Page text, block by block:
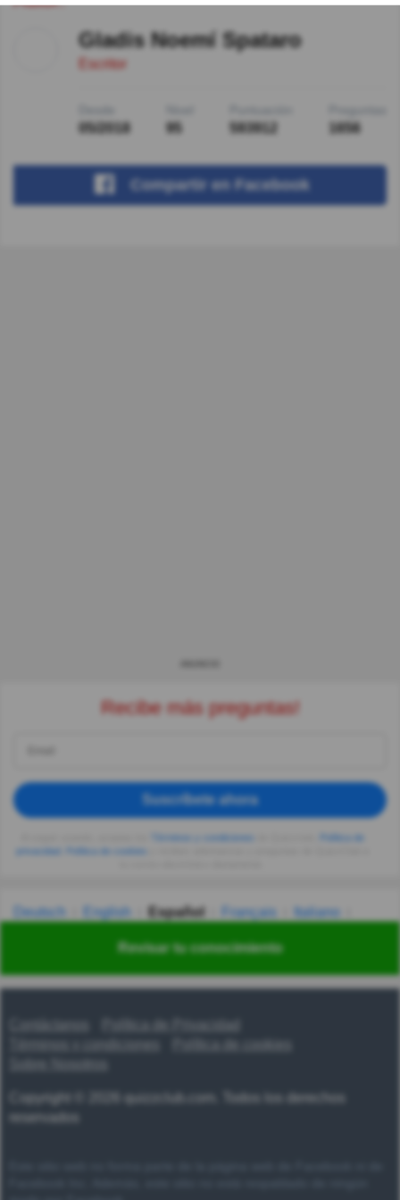
Revisar tu conocimiento
Gladis Noemí Spataro
Escritor
05/2018 95 593912 1656
Compartir en Facebook
Recibe más preguntas!
Suscríbete ahora
privacidad
Deutsch English Español Français
Italiano
Українська हिन्दी 한국어 汉语
Contáctanos
Política de Privacidad
Términos y condiciones
Copyright © 2026 quizzclub.com. Todos los derechos
reservados